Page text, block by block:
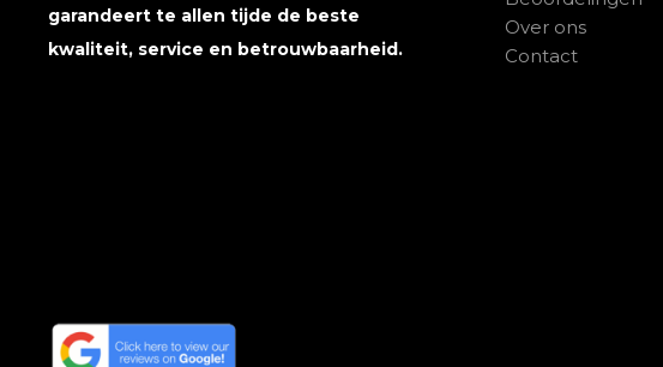
garandeert te allen tijde de beste
kwaliteit, service en betrouwbaarheid.
Over ons
Contact